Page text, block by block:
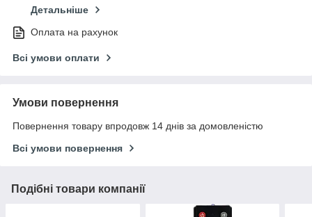
Детальніше
Оплата на рахунок
Всі умови оплати
Умови повернення
Повернення товару впродовж 14 днів за домовленістю
Всі умови повернення
Подібні товари компанії